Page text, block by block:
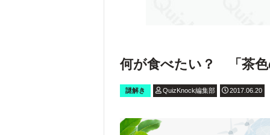
何が食べたい？ 「茶色
謎解き QuizKnock編集部 2017.06.20